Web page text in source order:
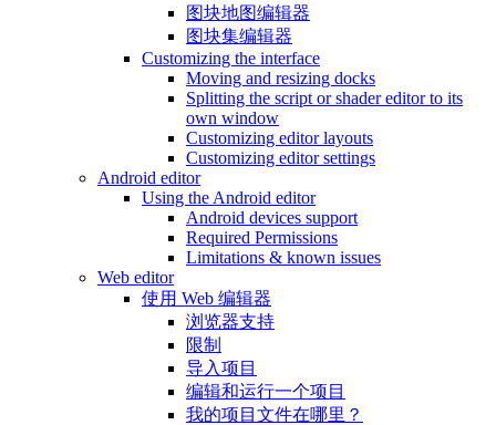
图块地图编辑器
图块集编辑器
Customizing the interface
Moving and resizing docks
Splitting the script or shader editor to its
own window
Customizing editor layouts
Customizing editor settings
Android editor
Using the Android editor
Android devices support
Required Permissions
Limitations & known issues
Web editor
使用 Web 编辑器
浏览器支持
限制
导入项目
编辑和运行一个项目
我的项目文件在哪里？